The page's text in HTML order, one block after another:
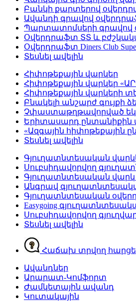
Բանկի քարտերով
Ավանդի գրավով
Պարտատոմսերի գրավով
Օվերդրաֆտ ՏՏ և
Օվերդրաֆտ Diners Club
Տեսնել ավելին
Հիփոթեքային վարկեր
Հիփոթեքային վարկեր
Հիփոթեքային վարկերի
Բնակելի անշարժ գույքի
Չփաստաթղթավորված
Երիտասարդ ընտանիքին
«Ազգային հիփոթեքային
Տեսնել ավելին
Գյուղատնտեսական
Սուբսիդավորվող
Գյուղատնտեսական վարկ
Անգրավ
Գյուղատնտեսական
Easygoing
Սուբսիդավորվող
Տեսնել ավելին
Հաճախ տրվող
Ավանդներ
Արարատ-Կոմֆորտ
Ժամկետային ավանդ
Կուտակային